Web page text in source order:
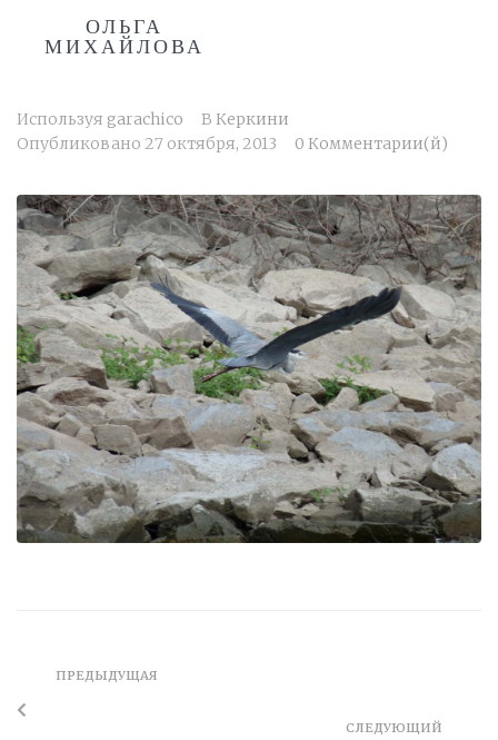
ОЛЬГА
МИХАЙЛОВА
Используя garachico В Керкини
Опубликовано 27 октября, 2013 0 Комментарии(й)
ПРЕДЫДУЩАЯ
СЛЕДУЮЩИЙ